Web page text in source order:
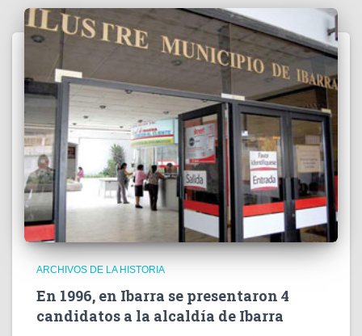
ARCHIVOS DE LA HISTORIA
En 1996, en Ibarra se presentaron 4
candidatos a la alcaldía de Ibarra